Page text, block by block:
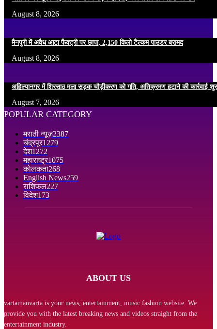
August 8, 2026
मैनपुरी में अवैध आटा फैक्ट्री पर छापा, 2,150 किलो टैल्कम पाउडर बरामद
August 8, 2026
अहिल्यानगर में शिरसाठ मला सड़क चौड़ीकरण को गति, अतिक्रमण हटाने की कार्रवाई
August 7, 2026
POPULAR CATEGORY
मराठी न्यूज़2387
चंद्रपूर1279
देश1272
महाराष्ट्र1075
कोलकता268
English News259
राशिफल227
विदेश173
ABOUT US
vartamanvarta is your news, entertainment, music fashion website. We
provide you with the latest breaking news and videos straight from the
entertainment industry.